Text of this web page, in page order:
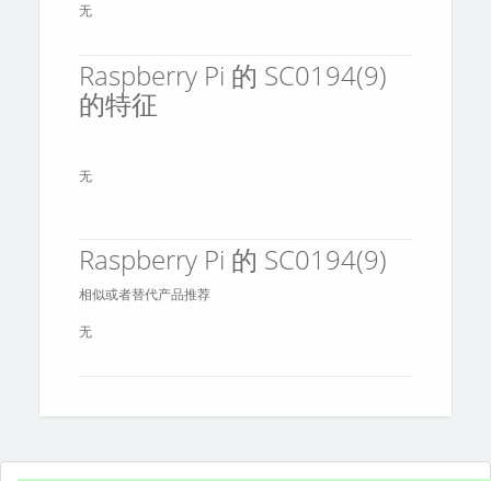
无
Raspberry Pi 的 SC0194(9)
的特征
无
Raspberry Pi 的 SC0194(9)
相似或者替代产品推荐
无